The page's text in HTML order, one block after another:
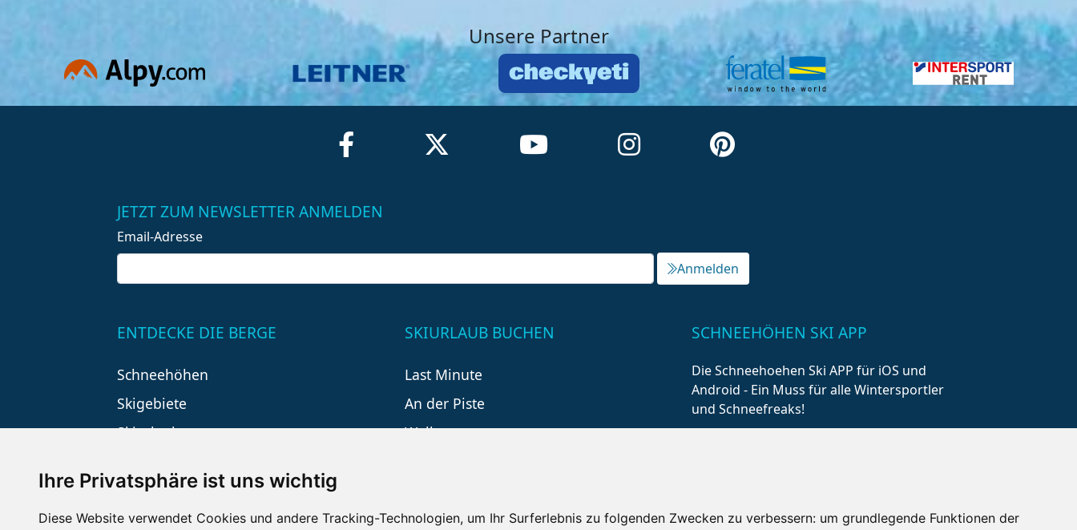
Ihre Privatsphäre ist uns wichtig
Diese Website verwendet Cookies und andere Tracking-Technologien, um Ihr Surferlebnis zu folgenden Zwecken zu verbessern: um grundlegende Funktionen der
Unsere Partner
JETZT ZUM NEWSLETTER ANMELDEN
Email-Adresse
Anmelden
ENTDECKE DIE BERGE
Schneehöhen
Skigebiete
Skiurlaub
SKIURLAUB BUCHEN
Last Minute
An der Piste
Wellness
SCHNEEHÖHEN SKI APP
Die Schneehoehen Ski APP für iOS und
Android - Ein Muss für alle Wintersportler
und Schneefreaks!